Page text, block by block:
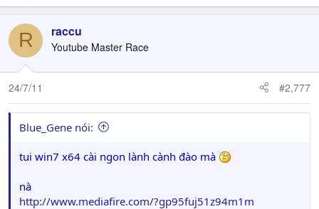
R raccu
Youtube Master Race
24/7/11 #2,777
Blue_Gene nói:
tui win7 x64 cài ngon lành cành đào mà
nà
http://www.mediafire.com/?gp95fuj51z94m1m